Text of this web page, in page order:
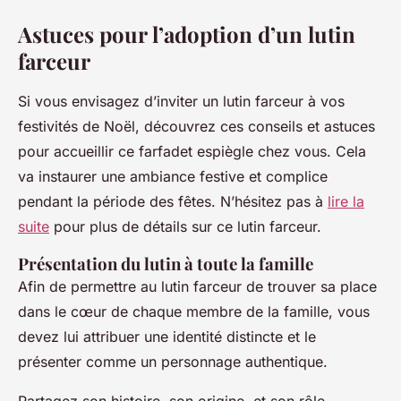
Astuces pour l’adoption d’un lutin
farceur
Si vous envisagez d’inviter un lutin farceur à vos
festivités de Noël, découvrez ces conseils et astuces
pour accueillir ce farfadet espiègle chez vous. Cela
va instaurer une ambiance festive et complice
pendant la période des fêtes. N’hésitez pas à lire la
suite pour plus de détails sur ce lutin farceur.
Présentation du lutin à toute la famille
Afin de permettre au lutin farceur de trouver sa place
dans le cœur de chaque membre de la famille, vous
devez lui attribuer une identité distincte et le
présenter comme un personnage authentique.